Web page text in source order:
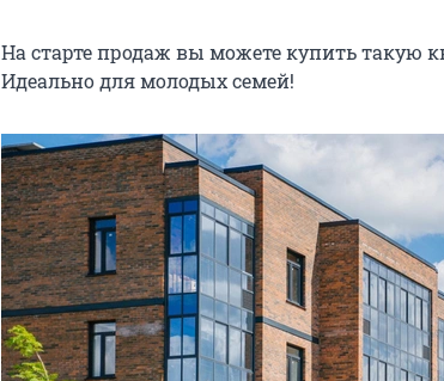
На старте продаж вы можете купить такую
Идеально для молодых семей!